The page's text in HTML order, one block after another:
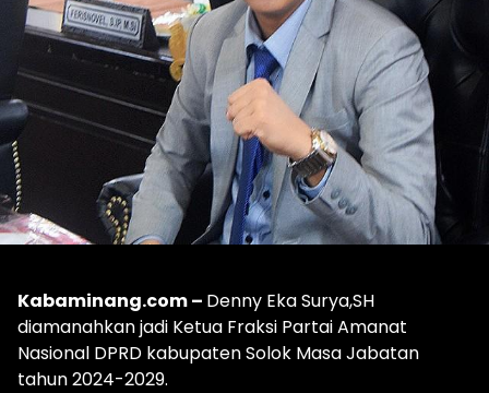
Kabaminang.com – Denny Eka Surya,SH
diamanahkan jadi Ketua Fraksi Partai Amanat
Nasional DPRD kabupaten Solok Masa Jabatan
tahun 2024-2029.